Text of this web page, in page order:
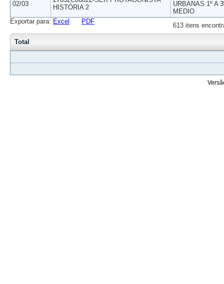
02/03
HISTÓRIA 2
URBANAS 1º A
MEDIO
613 itens
Exportar para: Excel PDF
Total